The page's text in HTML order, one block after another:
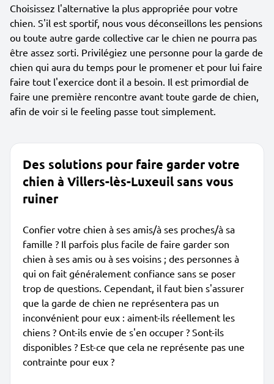
Choisissez l'alternative la plus appropriée pour votre
chien. S'il est sportif, nous vous déconseillons les pensions
ou toute autre garde collective car le chien ne pourra pas
être assez sorti. Privilégiez une personne pour la garde de
chien qui aura du temps pour le promener et pour lui faire
faire tout l'exercice dont il a besoin. Il est primordial de
faire une première rencontre avant toute garde de chien,
afin de voir si le feeling passe tout simplement.
Des solutions pour faire garder votre
chien à Villers-lès-Luxeuil sans vous
ruiner
Confier votre chien à ses amis/à ses proches/à sa
famille ? Il parfois plus facile de faire garder son
chien à ses amis ou à ses voisins ; des personnes à
qui on fait généralement confiance sans se poser
trop de questions. Cependant, il faut bien s'assurer
que la garde de chien ne représentera pas un
inconvénient pour eux : aiment-ils réellement les
chiens ? Ont-ils envie de s'en occuper ? Sont-ils
disponibles ? Est-ce que cela ne représente pas une
contrainte pour eux ?